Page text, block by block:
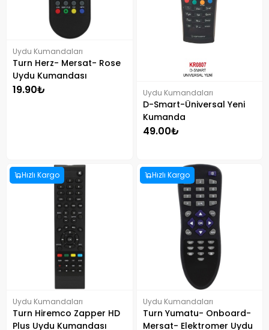
Uydu Kumandaları
Turn Herz- Mersat- Rose
Uydu Kumandası
19.90₺ Uydu Kumandaları
D-Smart-Üniversal Yeni
Kumanda
49.00₺
Hızlı Kargo
Uydu Kumandaları
Turn Hiremco Zapper HD
Plus Uydu Kumandası
Hızlı Kargo
Uydu Kumandaları
Turn Yumatu- Onboard-
Mersat- Elektromer Uydu